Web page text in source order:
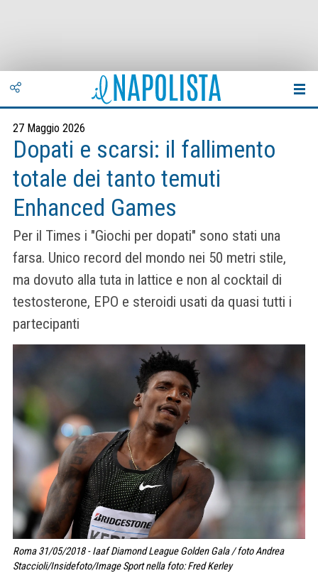
27 Maggio 2026
Dopati e scarsi: il fallimento
totale dei tanto temuti
Enhanced Games
Per il Times i "Giochi per dopati" sono stati una
farsa. Unico record del mondo nei 50 metri stile,
ma dovuto alla tuta in lattice e non al cocktail di
testosterone, EPO e steroidi usati da quasi tutti i
partecipanti
Roma 31/05/2018 - Iaaf Diamond League Golden Gala / foto Andrea
Staccioli/Insidefoto/Image Sport nella foto: Fred Kerley